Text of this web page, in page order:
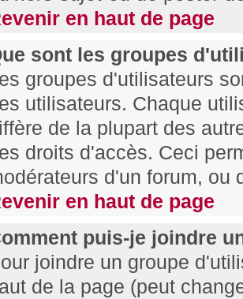
en haut de page
sont les groupes
groupes d'utilisateurs
utilisateurs. Chaque
de la plupart des
droits d'accès. Ceci
d'un forum, ou
en haut de page
puis-je joindre
joindre un groupe
de la page (peut